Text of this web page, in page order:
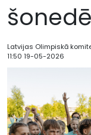
Latvijas Olimpiskā
11:50 19-05-2026